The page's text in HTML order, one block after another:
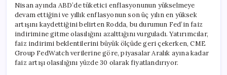
Nisan ayında ABD’de tüketici enflasyonunun yükselmeye
devam ettiğini ve yıllık enflasyonun son üç yılın en yüksek
artışını kaydettiğini belirten Rodda, bu durumun Fed’in faiz
indirimine gitme olasılığını azalttığını vurguladı. Yatırımcılar,
faiz indirimi beklentilerini büyük ölçüde geri çekerken, CME
Group FedWatch verilerine göre, piyasalar Aralık ayına kadar
faiz artışı olasılığını yüzde 30 olarak fiyatlandırıyor.